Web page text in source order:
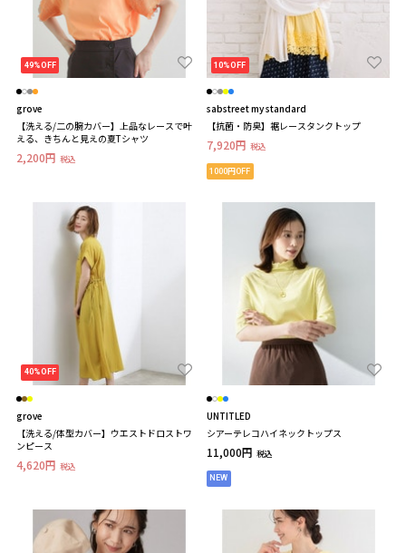
49%OFF
grove
【洗える/二の腕カバー】上品なレースで叶
える、きちんと見えの夏Tシャツ
2,200円 税込
10%OFF
sabstreet my standard
【抗菌・防臭】裾レースタンクトップ
7,920円 税込
1000円OFF
40%OFF
grove
【洗える/体型カバー】ウエストドロストワ
ンピース
4,620円 税込
UNTITLED
シアーテレコハイネックトップス
11,000円 税込
NEW